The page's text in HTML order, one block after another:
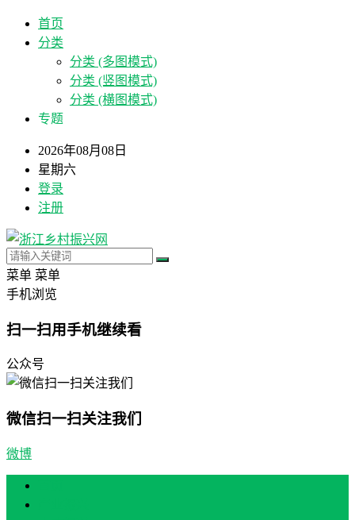
首页
分类
分类 (多图模式)
分类 (竖图模式)
分类 (横图模式)
专题
2026年08月08日
星期六
登录
注册
菜单 菜单
手机浏览
扫一扫用手机继续看
公众号
微信扫一扫关注我们
微博